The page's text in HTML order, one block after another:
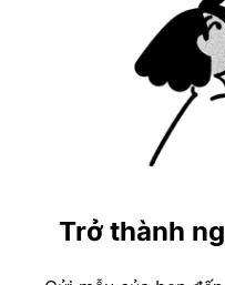
Trở thành